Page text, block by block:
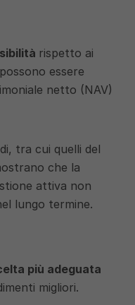
rispetto ai
essere
netto (NAV)
tra cui quelli del
che la
attiva non
lungo termine.
più adeguata
migliori.